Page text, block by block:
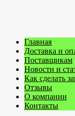
Главная
Доставка и
Поставщикам
Новости и
Как сделать
Отзывы
О компании
Контакты